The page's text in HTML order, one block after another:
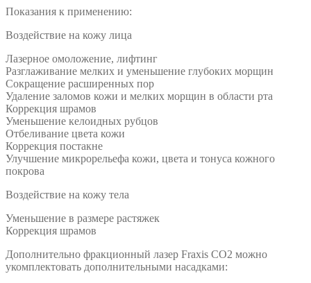
Показания к применению:
Воздействие на кожу лица
Лазерное омоложение, лифтинг
Разглаживание мелких и уменьшение глубоких морщин
Сокращение расширенных пор
Удаление заломов кожи и мелких морщин в области рта
Коррекция шрамов
Уменьшение келоидных рубцов
Отбеливание цвета кожи
Коррекция постакне
Улучшение микрорельефа кожи, цвета и тонуса кожного
покрова
Воздействие на кожу тела
Уменьшение в размере растяжек
Коррекция шрамов
Дополнительно фракционный лазер Fraxis CO2 можно
укомплектовать дополнительными насадками: